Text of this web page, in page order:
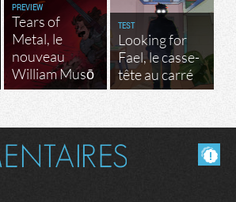
PREVIEW
Tears of
Metal, le
nouveau
William Musō
TEST
Looking for
Fael, le casse-
tête au carré
Masquer les commentaires lus.